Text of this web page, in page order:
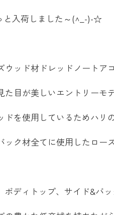
と入荷しました～(^_-)-☆
ウッド材ドレッドノートア
た目が美しいエントリーモ
ドを使用しているためハリ
ック材全てに使用したロー
ディトップ、サイド&バ